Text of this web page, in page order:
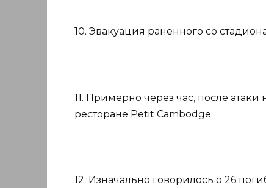
10. Эвакуация раненного со
11. Примерно через час, после
ресторане Petit Cambodge.
12. Изначально говорилось о 26